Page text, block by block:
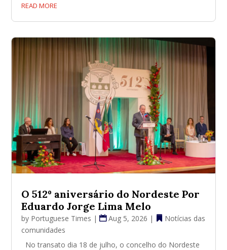
READ MORE
O 512º aniversário do Nordeste Por
Eduardo Jorge Lima Melo
by Portuguese Times | Aug 5, 2026 |
Notícias das
comunidades
No transato dia 18 de julho, o concelho do Nordeste